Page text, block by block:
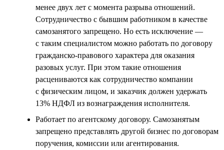
менее двух лет с момента разрыва отношений.
Сотрудничество с бывшим работником в качестве
самозанятого запрещено. Но есть исключение —
с таким специалистом можно работать по договору
гражданско-правового характера для оказания
разовых услуг. При этом такие отношения
расцениваются как сотрудничество компании
с физическим лицом, и заказчик должен удержать
13% НДФЛ из вознаграждения исполнителя.
Работает по агентскому договору. Самозанятым
запрещено представлять другой бизнес по договорам
поручения, комиссии или агентирования.